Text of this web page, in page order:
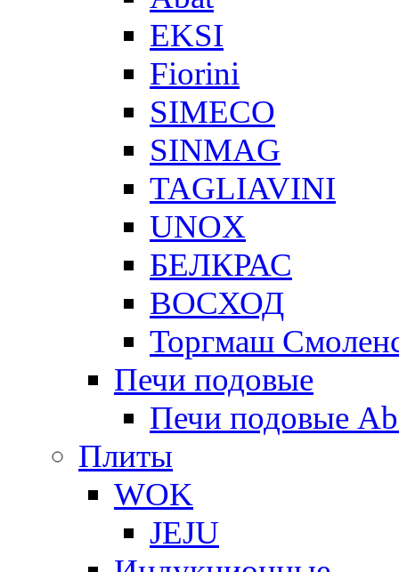
EKSI
Fiorini
SIMECO
SINMAG
TAGLIAVINI
UNOX
БЕЛКРАС
ВОСХОД
Торгмаш
Печи подовые
Печи подовые
Плиты
WOK
JEJU